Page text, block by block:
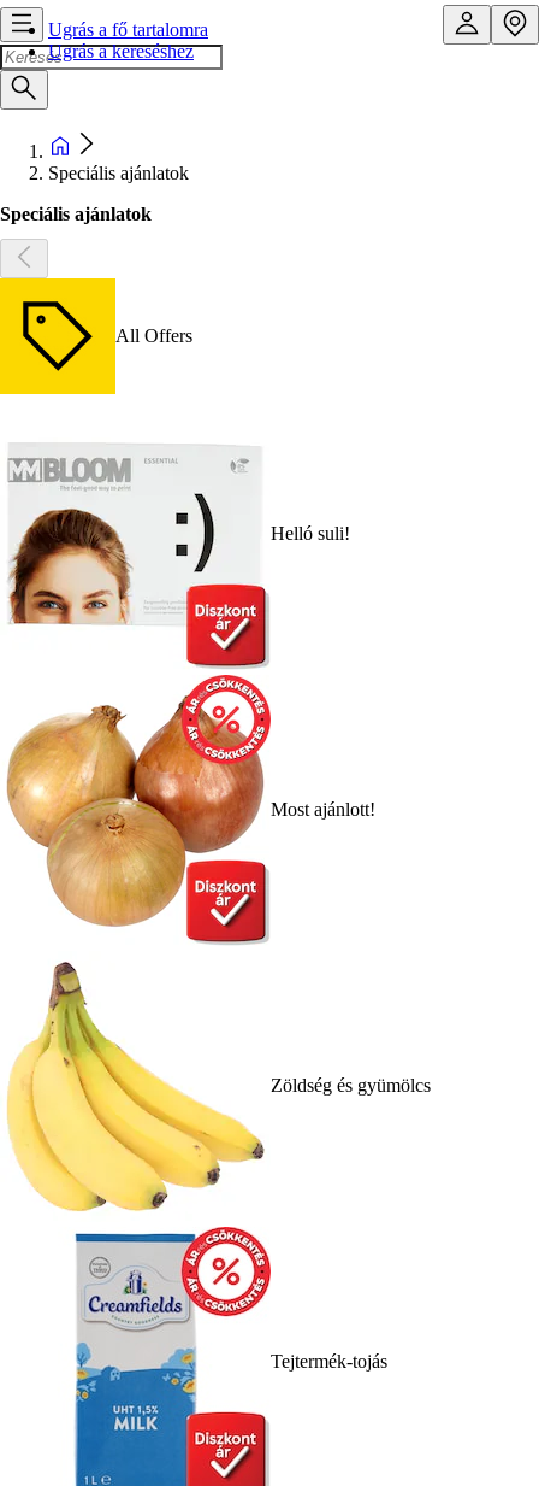
Ugrás a fő tartalomra
Ugrás a kereséshez
Speciális ajánlatok
Speciális ajánlatok
All Offers
Helló suli!
Most ajánlott!
Zöldség és gyümölcs
Tejtermék-tojás